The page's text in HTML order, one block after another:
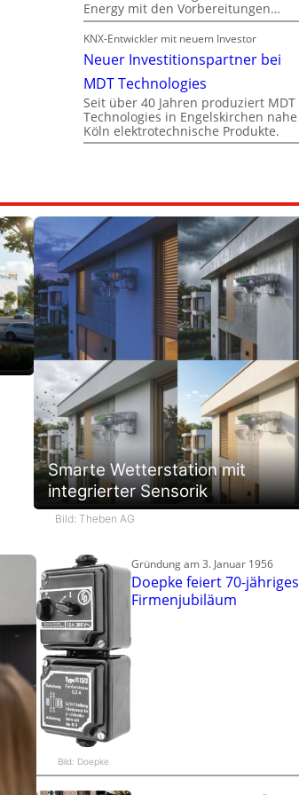
Energy mit den Vorbereitungen…
KNX-Entwickler mit neuem Investor
Neuer Investitionspartner bei
MDT Technologies
Seit über 40 Jahren produziert MDT
Technologies in Engelskirchen nahe
Köln elektrotechnische Produkte.
Smarte Wetterstation mit
integrierter Sensorik
Bild: Theben AG
Bild: Doepke
Gründung am 3. Januar 1956
Doepke feiert 70-jähriges
Firmenjubiläum